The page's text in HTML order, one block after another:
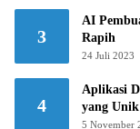
3
AI
Rapih
24 Juli 2023
4
Aplikasi
yang
5 November